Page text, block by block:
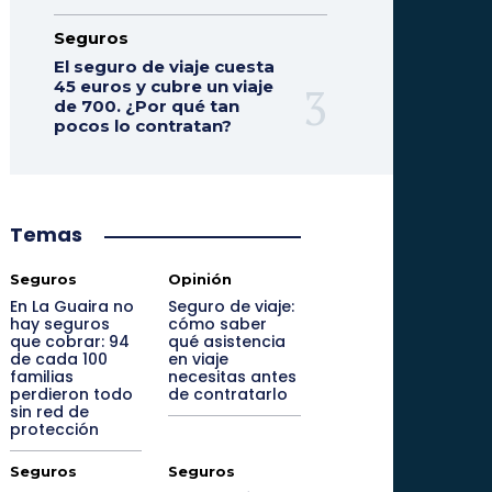
Seguros
El seguro de viaje cuesta
45 euros y cubre un viaje
de 700. ¿Por qué tan
pocos lo contratan?
Temas
Seguros
En La Guaira no
hay seguros
que cobrar: 94
de cada 100
familias
perdieron todo
sin red de
protección
Opinión
Seguro de viaje:
cómo saber
qué asistencia
en viaje
necesitas antes
de contratarlo
Seguros Seguros